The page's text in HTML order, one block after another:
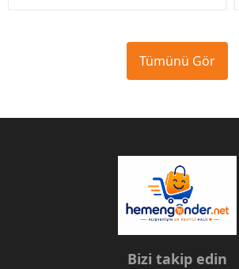
Tümünü Gör
Bizi takip edin